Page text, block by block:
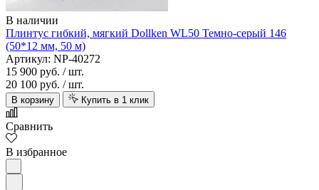
В наличии
Плинтус гибкий, мягкий Dollken WL50 Темно-серый 146
(50*12 мм, 50 м)
Артикул: NP-40272
15 900 руб. / шт.
20 100 руб. / шт.
В корзину Купить в 1 клик
Сравнить
В избранное